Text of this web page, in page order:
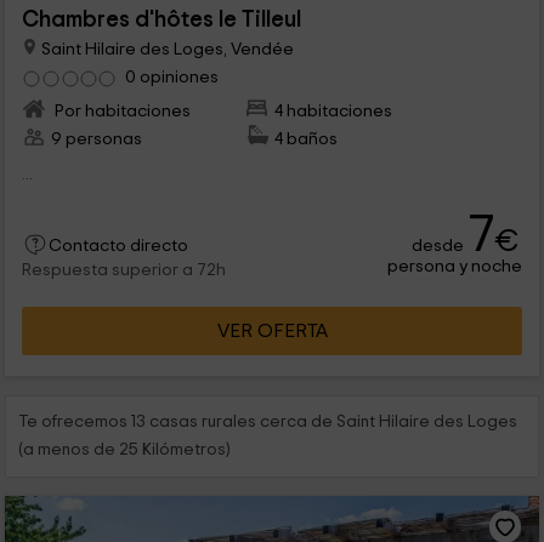
Chambres d'hôtes le Tilleul
Saint Hilaire des Loges, Vendée
0 opiniones
Por habitaciones
4 habitaciones
9 personas
4 baños
...
Contacto directo
Respuesta superior a 72h
desde 7€
persona y noche
VER OFERTA
Te ofrecemos 13 casas rurales cerca de Saint Hilaire des Loges
(a menos de 25 Kilómetros)